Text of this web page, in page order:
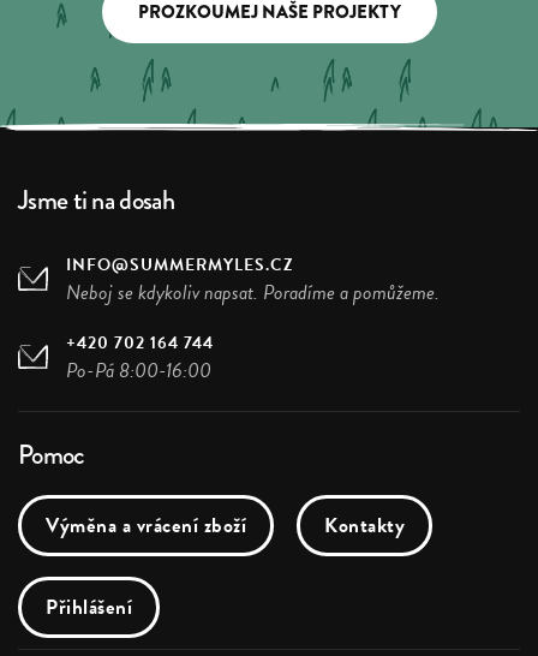
PROZKOUMEJ NAŠE PROJEKTY
Jsme ti na dosah
INFO@SUMMERMYLES.CZ
Neboj se kdykoliv napsat. Poradíme a pomůžeme.
+420 702 164 744
Po-Pá 8:00-16:00
Pomoc
Výměna a vrácení zboží Kontakty
Přihlášení